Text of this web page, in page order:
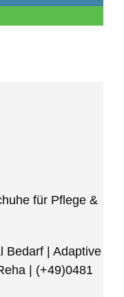
für Pflege &
Bedarf | Adaptive
(+49)0481